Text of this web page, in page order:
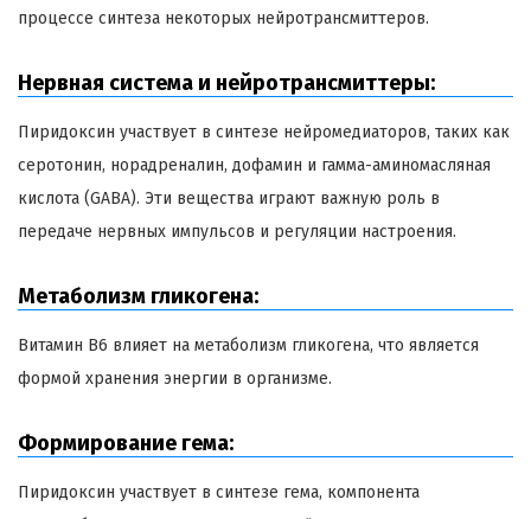
процессе синтеза некоторых нейротрансмиттеров.
Нервная система и нейротрансмиттеры:
Пиридоксин участвует в синтезе нейромедиаторов, таких как
серотонин, норадреналин, дофамин и гамма-аминомасляная
кислота (GABA). Эти вещества играют важную роль в
передаче нервных импульсов и регуляции настроения.
Метаболизм гликогена:
Витамин B6 влияет на метаболизм гликогена, что является
формой хранения энергии в организме.
Формирование гема:
Пиридоксин участвует в синтезе гема, компонента